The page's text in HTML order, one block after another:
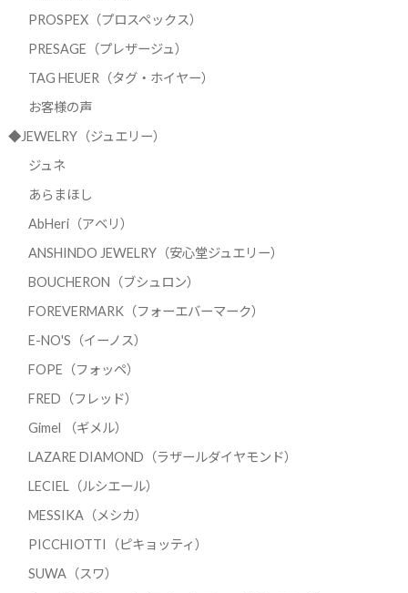
PROSPEX（プロスペックス）
PRESAGE（プレザージュ）
TAG HEUER（タグ・ホイヤー）
お客様の声
◆JEWELRY（ジュエリー）
ジュネ
あらまほし
AbHeri（アベリ）
ANSHINDO JEWELRY（安心堂ジュエリー）
BOUCHERON（ブシュロン）
FOREVERMARK（フォーエバーマーク）
E-NO'S（イーノス）
FOPE（フォッペ）
FRED（フレッド）
Gimel （ギメル）
LAZARE DIAMOND（ラザールダイヤモンド）
LECIEL（ルシエール）
MESSIKA（メシカ）
PICCHIOTTI（ピキョッティ）
SUWA（スワ）